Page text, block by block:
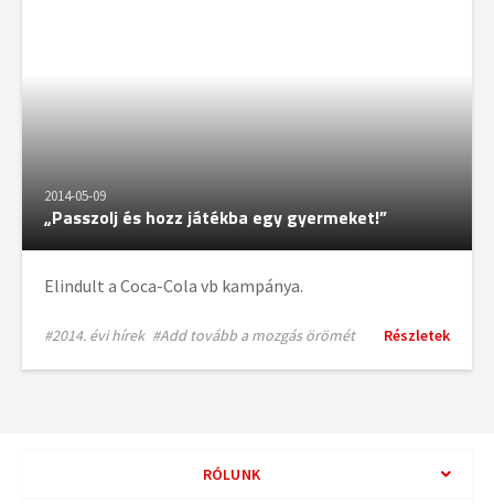
2014-05-09
„Passzolj és hozz játékba egy gyermeket!”
Elindult a Coca-Cola vb kampánya.
#2014. évi hírek #Add tovább a mozgás örömét Részletek
RÓLUNK